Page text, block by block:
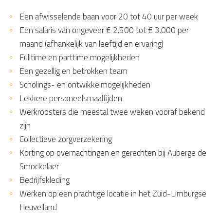
Een afwisselende baan voor 20 tot 40 uur per week
Een salaris van ongeveer € 2.500 tot € 3.000 per
maand (afhankelijk van leeftijd en ervaring)
Fulltime en parttime mogelijkheden
Een gezellig en betrokken team
Scholings- en ontwikkelmogelijkheden
Lekkere personeelsmaaltijden
Werkroosters die meestal twee weken vooraf bekend
zijn
Collectieve zorgverzekering
Korting op overnachtingen en gerechten bij Auberge de
Smockelaer
Bedrijfskleding
Werken op een prachtige locatie in het Zuid-Limburgse
Heuvelland